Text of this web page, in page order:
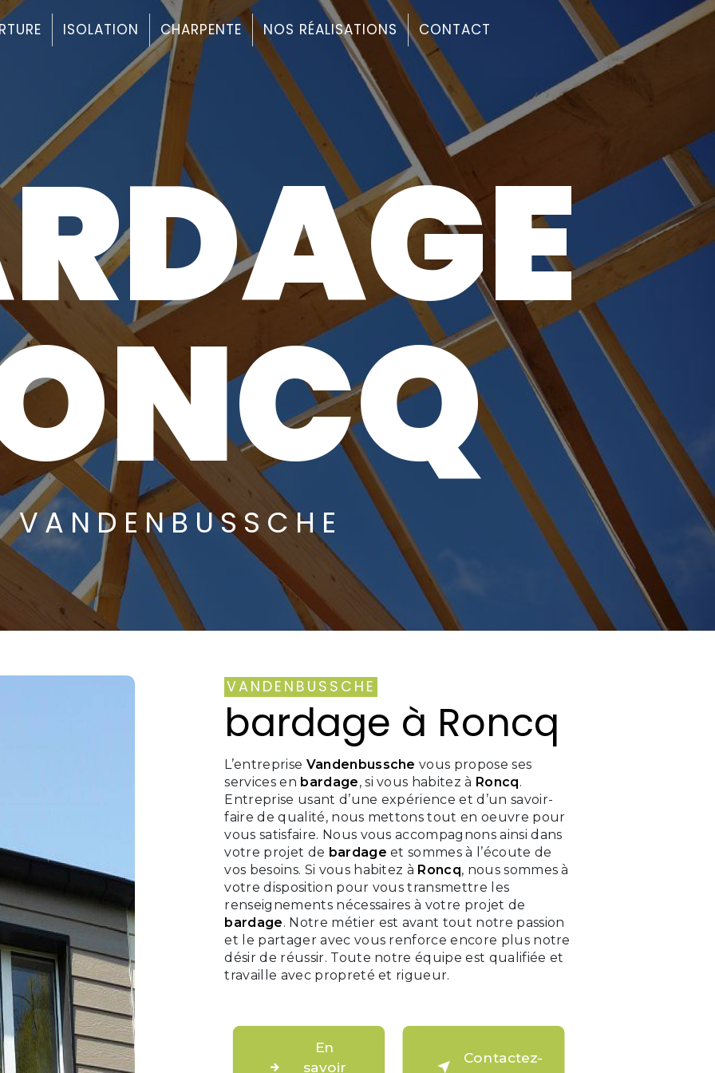
ISOLATION CHARPENTE NOS RÉALISATIONS CONTACT
VANDENBUSSCHE
VANDENBUSSCHE
bardage à Roncq
L’entreprise Vandenbussche vous propose ses
services en bardage, si vous habitez à Roncq.
Entreprise usant d’une expérience et d’un savoir-
faire de qualité, nous mettons tout en oeuvre pour
vous satisfaire. Nous vous accompagnons ainsi dans
votre projet de bardage et sommes à l’écoute de
vos besoins. Si vous habitez à Roncq, nous sommes à
votre disposition pour vous transmettre les
renseignements nécessaires à votre projet de
bardage. Notre métier est avant tout notre passion
et le partager avec vous renforce encore plus notre
désir de réussir. Toute notre équipe est qualifiée et
travaille avec propreté et rigueur.
En
savoir
Contactez-